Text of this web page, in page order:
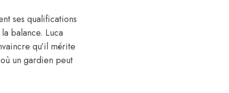
ses qualifications
balance. Luca
qu’il mérite
un gardien peut